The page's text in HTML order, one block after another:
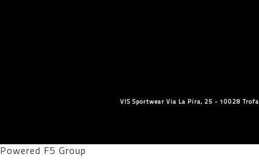
VIS Sportwear Via La Pira, 25 - 10028
Powered F5 Group